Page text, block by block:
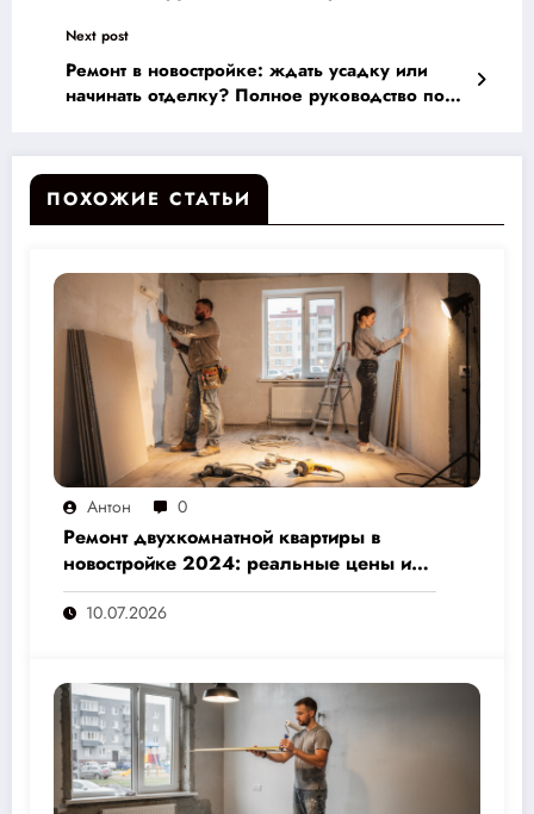
домашнего пространства
Next post
Ремонт в новостройке: ждать усадку или
начинать отделку? Полное руководство по
ПОХОЖИЕ СТАТЬИ
Антон 0
Ремонт двухкомнатной квартиры в
новостройке 2024: реальные цены и
скрытые расходы, которые вам не
назовут подрядчики
10.07.2026